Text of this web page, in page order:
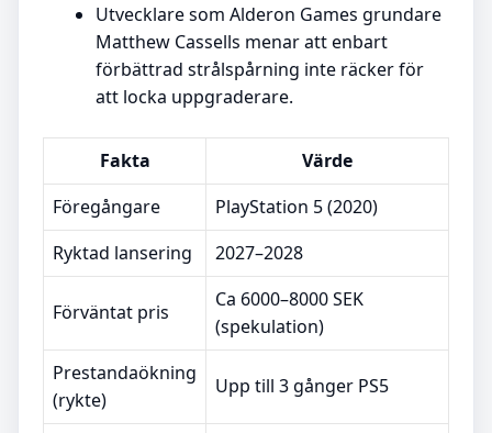
Utvecklare som Alderon Games grundare
Matthew Cassells menar att enbart
förbättrad strålspårning inte räcker för
att locka uppgraderare.
Fakta
Värde
Föregångare
PlayStation 5 (2020)
Ryktad lansering
2027–2028
Förväntat pris
Ca 6000–8000 SEK
(spekulation)
Prestandaökning
(rykte)
Upp till 3 gånger PS5